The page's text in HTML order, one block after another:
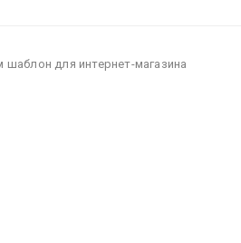
шаблон для интернет-магазина